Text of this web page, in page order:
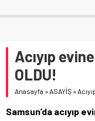
Acıyıp
OLDU!
Anasayfa »ASAYİŞ »
Samsun’da acıyıp